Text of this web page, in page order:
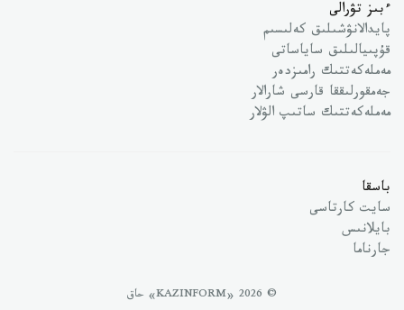
ءبىز تۋرالى
پايدالانۋشىلىق كەلىسىم
قۇپىيالىلىق ساياساتى
مەملەكەتتىك رامىزدەر
جەمقورلىققا قارسى شارالار
مەملەكەتتىك ساتىپ الۋلار
باسقا
سايت كارتاسى
بايلانىس
جارناما
© 2026 «KAZINFORM» حاق